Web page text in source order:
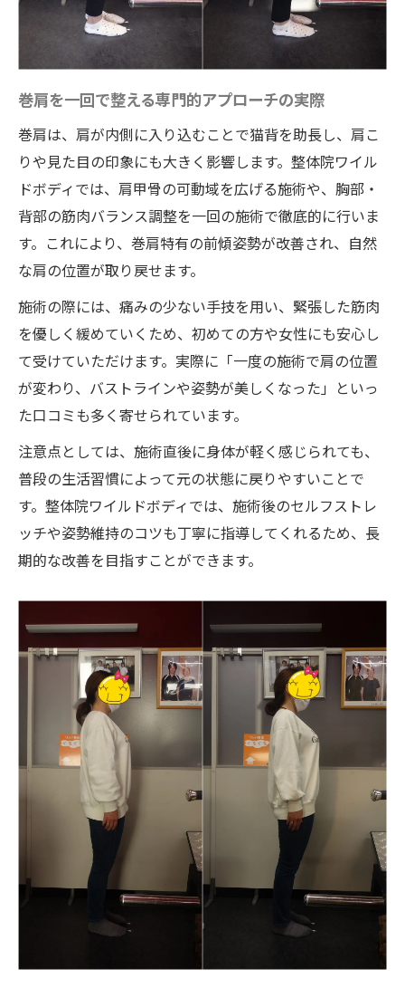
巻肩を一回で整える専門的アプローチの実際
巻肩は、肩が内側に入り込むことで猫背を助長し、肩こ
りや見た目の印象にも大きく影響します。整体院ワイル
ドボディでは、肩甲骨の可動域を広げる施術や、胸部・
背部の筋肉バランス調整を一回の施術で徹底的に行いま
す。これにより、巻肩特有の前傾姿勢が改善され、自然
な肩の位置が取り戻せます。
施術の際には、痛みの少ない手技を用い、緊張した筋肉
を優しく緩めていくため、初めての方や女性にも安心し
て受けていただけます。実際に「一度の施術で肩の位置
が変わり、バストラインや姿勢が美しくなった」といっ
た口コミも多く寄せられています。
注意点としては、施術直後に身体が軽く感じられても、
普段の生活習慣によって元の状態に戻りやすいことで
す。整体院ワイルドボディでは、施術後のセルフストレ
ッチや姿勢維持のコツも丁寧に指導してくれるため、長
期的な改善を目指すことができます。